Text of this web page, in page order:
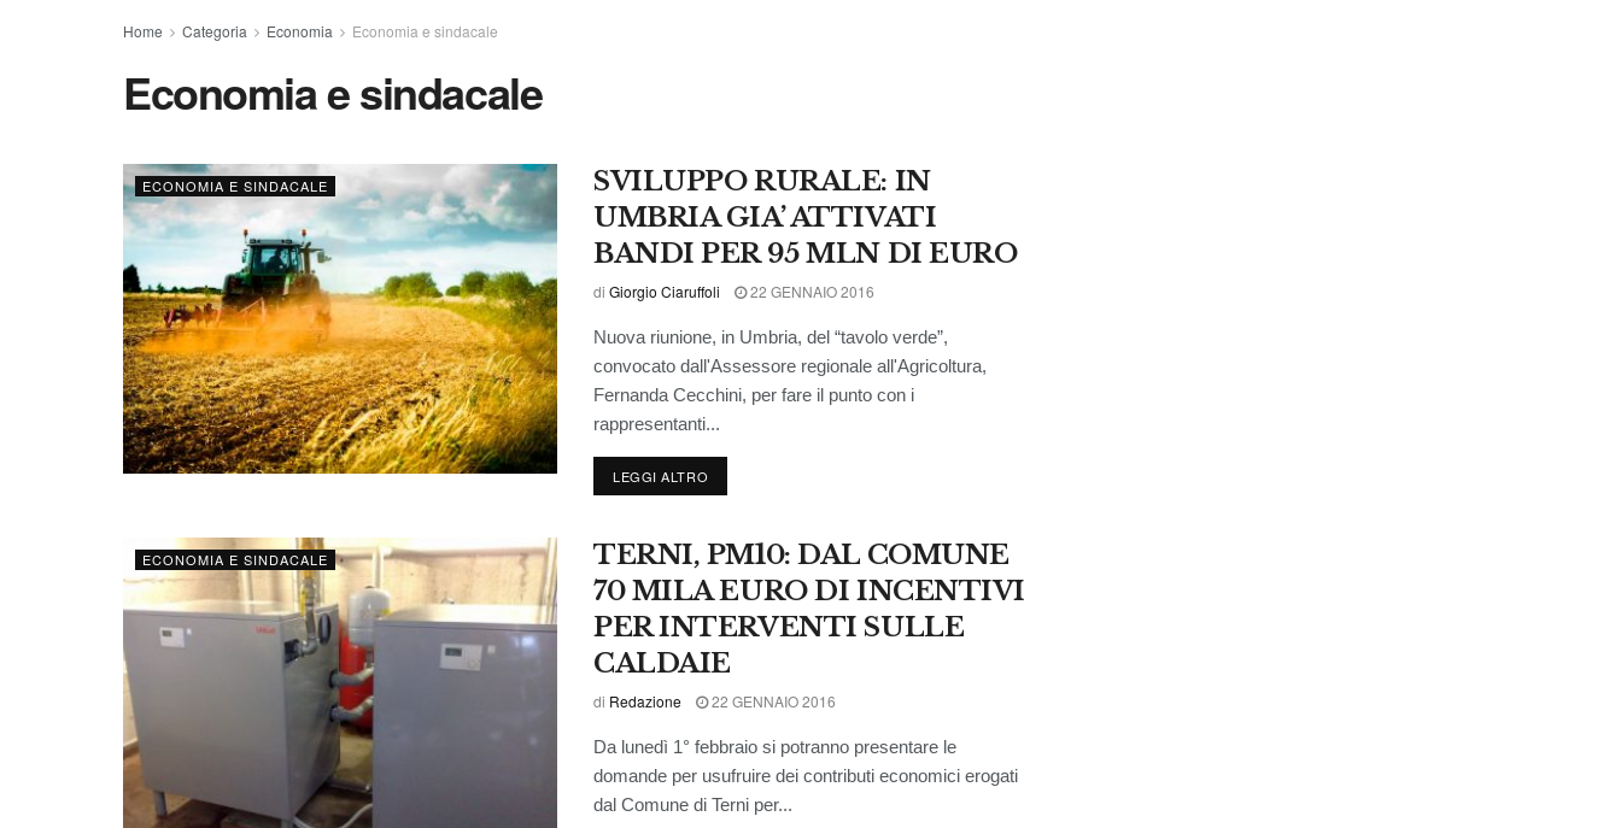
Home Categoria Economia Economia e sindacale
Economia e sindacale
ECONOMIA E SINDACALE
SVILUPPO RURALE: IN
UMBRIA GIA’ ATTIVATI
BANDI PER 95 MLN DI EURO
di Giorgio Ciaruffoli 22 GENNAIO 2016
Nuova riunione, in Umbria, del “tavolo verde”,
convocato dall'Assessore regionale all'Agricoltura,
Fernanda Cecchini, per fare il punto con i
rappresentanti...
LEGGI ALTRO
ECONOMIA E SINDACALE
TERNI, PM10: DAL COMUNE
70 MILA EURO DI INCENTIVI
PER INTERVENTI SULLE
CALDAIE
di Redazione 22 GENNAIO 2016
Da lunedì 1° febbraio si potranno presentare le
domande per usufruire dei contributi economici erogati
dal Comune di Terni per...